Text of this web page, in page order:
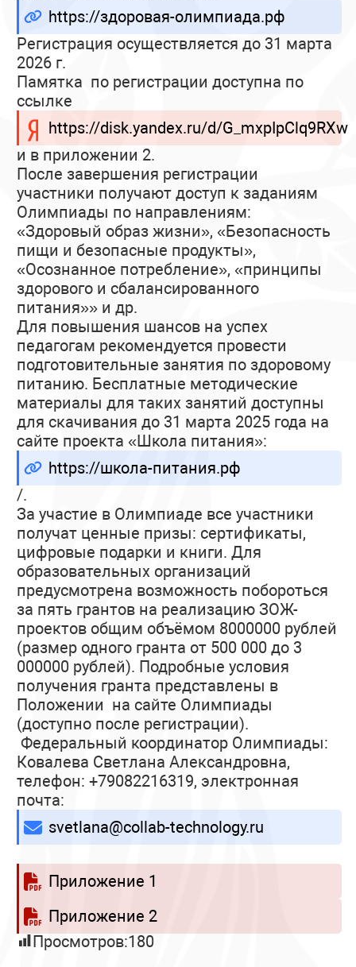
https://здоровая-олимпиада.рф
Регистрация осуществляется до 31 марта
2026 г.
Памятка по регистрации доступна по
ссылке
https://disk.yandex.ru/d/G_mxpIpClq9RXw
и в приложении 2.
После завершения регистрации
участники получают доступ к заданиям
Олимпиады по направлениям:
«Здоровый образ жизни», «Безопасность
пищи и безопасные продукты»,
«Осознанное потребление», «принципы
здорового и сбалансированного
питания»» и др.
Для повышения шансов на успех
педагогам рекомендуется провести
подготовительные занятия по здоровому
питанию. Бесплатные методические
материалы для таких занятий доступны
для скачивания до 31 марта 2025 года на
сайте проекта «Школа питания»:
https://школа-питания.рф
/.
За участие в Олимпиаде все участники
получат ценные призы: сертификаты,
цифровые подарки и книги. Для
образовательных организаций
предусмотрена возможность побороться
за пять грантов на реализацию ЗОЖ-
проектов общим объёмом 8000000 рублей
(размер одного гранта от 500 000 до 3
000000 рублей). Подробные условия
получения гранта представлены в
Положении на сайте Олимпиады
(доступно после регистрации).
Федеральный координатор Олимпиады:
Ковалева Светлана Александровна,
телефон: +79082216319, электронная
почта:
svetlana@collab-technology.ru
Приложение 1
Приложение 2
Просмотров:180